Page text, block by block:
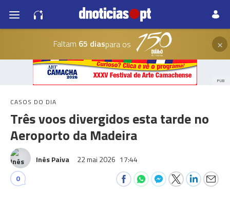
Faltam 65 diaspara os ×
PUB
CASOS DO DIA
Três voos divergidos esta tarde no
Aeroporto da Madeira
Inês Paiva 22 mai 2026 17:44
0